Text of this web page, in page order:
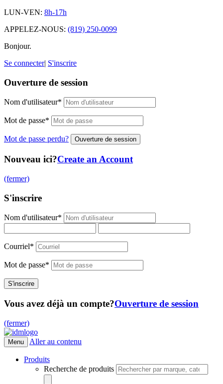
LUN-VEN: 8h-17h
APPELEZ-NOUS: (819) 250-0099
Bonjour.
Se connecter| S'inscrire
Ouverture de session
Nom d'utilisateur*
Mot de passe*
Mot de passe perdu?
Nouveau ici?Create an Account
(fermer)
S'inscrire
Nom d'utilisateur*
Courriel*
Mot de passe*
Vous avez déjà un compte?Ouverture de session
(fermer)
Menu Aller au contenu
Produits
Recherche de produits